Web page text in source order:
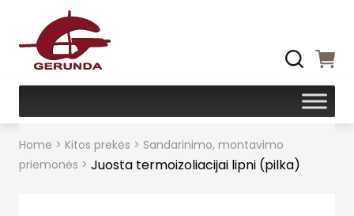
Home > Kitos prekės > Sandarinimo, montavimo
priemonės > Juosta termoizoliacijai lipni (pilka)